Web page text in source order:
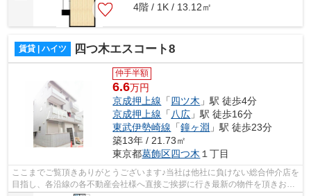
4階 / 1K / 13.12㎡
賃貸 | ハイツ 四つ木エスコート8
仲手半額
6.6万円
京成押上線 「四ツ木 」駅 徒歩4分
京成押上線 「八広 」駅 徒歩16分
東武伊勢崎線 「鐘ヶ淵 」駅 徒歩23分
築13年 / 21.73㎡
東京都葛飾区四つ木 １丁目
ここまでご覧頂きありがとうございます♪当社は他社に負けない総合仲介店を
目指し、各沿線の各不動産会社様へ直接ご挨拶に行き最新の物件を頂きお客